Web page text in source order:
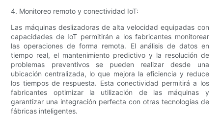
4. Monitoreo remoto y conectividad IoT:
Las máquinas deslizadoras de alta velocidad equipadas con
capacidades de IoT permitirán a los fabricantes monitorear
las operaciones de forma remota. El análisis de datos en
tiempo real, el mantenimiento predictivo y la resolución de
problemas preventivos se pueden realizar desde una
ubicación centralizada, lo que mejora la eficiencia y reduce
los tiempos de respuesta. Esta conectividad permitirá a los
fabricantes optimizar la utilización de las máquinas y
garantizar una integración perfecta con otras tecnologías de
fábricas inteligentes.